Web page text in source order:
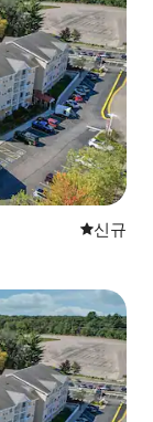
신규 숙소
신규